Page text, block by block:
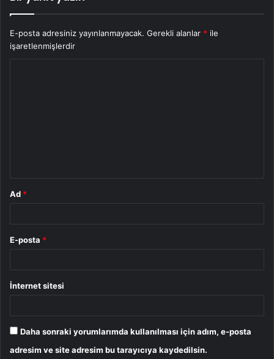
E-posta adresiniz yayınlanmayacak. Gerekli alanlar * ile
işaretlenmişlerdir
Ad *
E-posta *
İnternet sitesi
Daha sonraki yorumlarımda kullanılması için adım, e-posta
adresim ve site adresim bu tarayıcıya kaydedilsin.